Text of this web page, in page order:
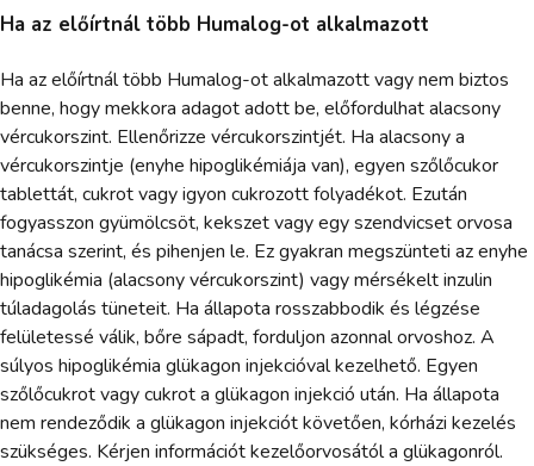
Ha az előírtnál több Humalog-ot alkalmazott
Ha az előírtnál több Humalog-ot alkalmazott vagy nem biztos
benne, hogy mekkora adagot adott be, előfordulhat alacsony
vércukorszint. Ellenőrizze vércukorszintjét. Ha alacsony a
vércukorszintje (enyhe hipoglikémiája van), egyen szőlőcukor
tablettát, cukrot vagy igyon cukrozott folyadékot. Ezután
fogyasszon gyümölcsöt, kekszet vagy egy szendvicset orvosa
tanácsa szerint, és pihenjen le. Ez gyakran megszünteti az enyhe
hipoglikémia (alacsony vércukorszint) vagy mérsékelt inzulin
túladagolás tüneteit. Ha állapota rosszabbodik és légzése
felületessé válik, bőre sápadt, forduljon azonnal orvoshoz. A
súlyos hipoglikémia glükagon injekcióval kezelhető. Egyen
szőlőcukrot vagy cukrot a glükagon injekció után. Ha állapota
nem rendeződik a glükagon injekciót követően, kórházi kezelés
szükséges. Kérjen információt kezelőorvosától a glükagonról.